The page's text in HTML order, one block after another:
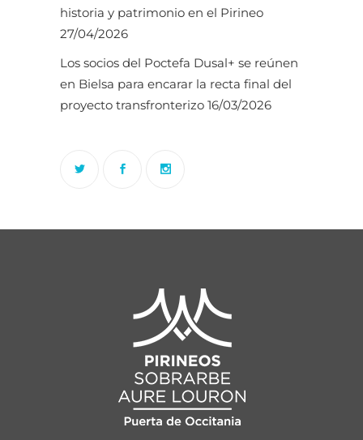
historia y patrimonio en el Pirineo
27/04/2026
Los socios del Poctefa Dusal+ se reúnen
en Bielsa para encarar la recta final del
proyecto transfronterizo 16/03/2026